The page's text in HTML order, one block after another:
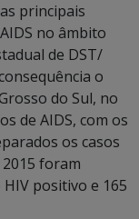
principais
no âmbito
de DST/
o
do Sul, no
de AIDS, com os
os casos
2015 foram
positivo e 165